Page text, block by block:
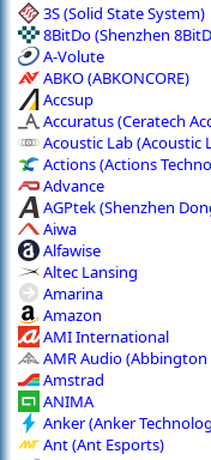
3S (Solid State System)
8BitDo (Shenzhen
A-Volute
ABKO (ABKONCORE)
Accsup
Accuratus (Ceratech
Acoustic Lab (Acoustic
Actions (Actions
Advance
AGPtek (Shenzhen
Aiwa
Alfawise
Altec Lansing
Amarina
Amazon
AMI International
AMR Audio (Abbington
Amstrad
ANIMA
Anker (Anker
Ant (Ant Esports)